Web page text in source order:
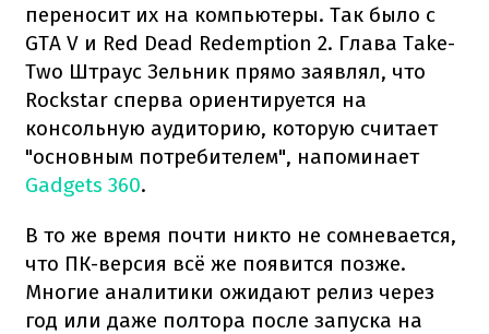
переносит их на компьютеры. Так было с
GTA V и Red Dead Redemption 2. Глава Take-
Two Штраус Зельник прямо заявлял, что
Rockstar сперва ориентируется на
консольную аудиторию, которую считает
"основным потребителем", напоминает
Gadgets 360.
В то же время почти никто не сомневается,
что ПК-версия всё же появится позже.
Многие аналитики ожидают релиз через
год или даже полтора после запуска на